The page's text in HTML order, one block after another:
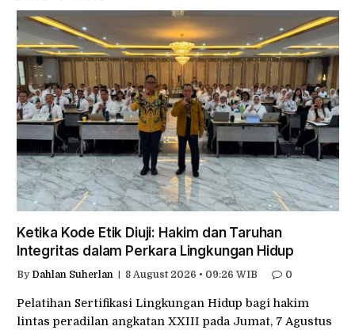
Ketika Kode Etik Diuji: Hakim dan Taruhan
Integritas dalam Perkara Lingkungan Hidup
By Dahlan Suherlan 8 August 2026 • 09:26 WIB 0
Pelatihan Sertifikasi Lingkungan Hidup bagi hakim
lintas peradilan angkatan XXIII pada Jumat, 7 Agustus